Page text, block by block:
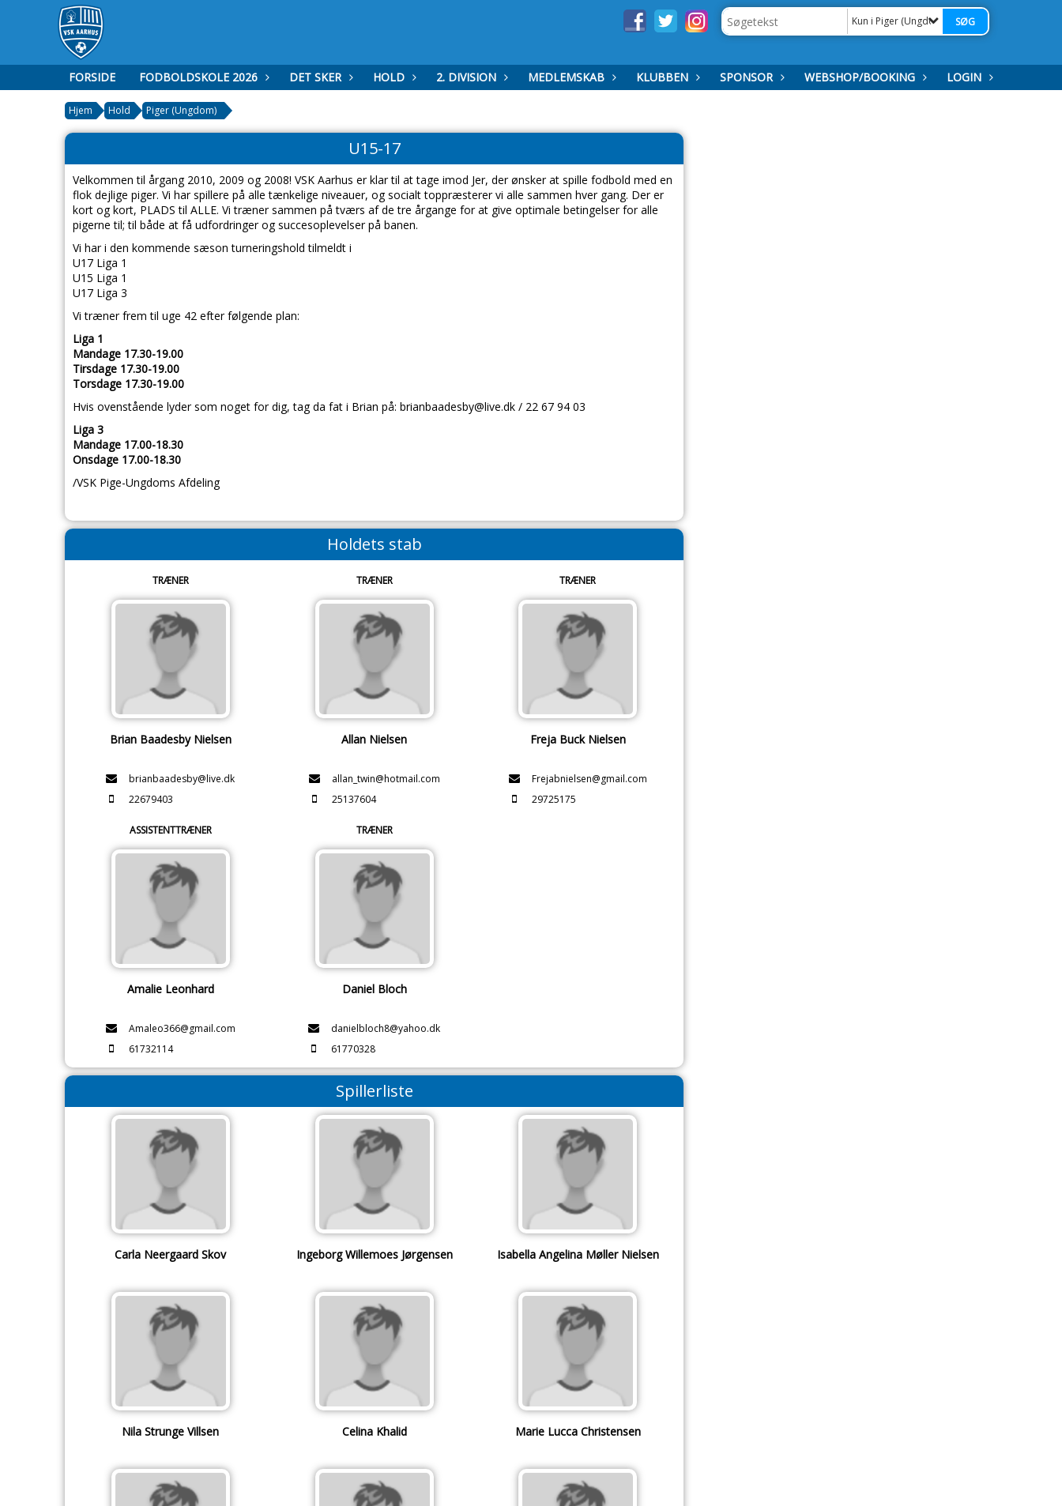
Kun i Piger (Ungdom)
FORSIDE FODBOLDSKOLE 2026 DET SKER HOLD 2. DIVISION MEDLEMSKAB KLUBBEN SPONSOR WEBSHOP/BOOKING LOGIN
Hjem Hold Piger (Ungdom)
U15-17
Velkommen til årgang 2010, 2009 og 2008! VSK Aarhus er klar til at tage imod Jer, der ønsker at spille fodbold med en
flok dejlige piger. Vi har spillere på alle tænkelige niveauer, og socialt toppræsterer vi alle sammen hver gang. Der er
kort og kort, PLADS til ALLE. Vi træner sammen på tværs af de tre årgange for at give optimale betingelser for alle
pigerne til; til både at få udfordringer og succesoplevelser på banen.
Vi har i den kommende sæson turneringshold tilmeldt i
U17 Liga 1
U15 Liga 1
U17 Liga 3
Vi træner frem til uge 42 efter følgende plan:
Liga 1
Mandage 17.30-19.00
Tirsdage 17.30-19.00
Torsdage 17.30-19.00
Hvis ovenstående lyder som noget for dig, tag da fat i Brian på: brianbaadesby@live.dk / 22 67 94 03
Liga 3
Mandage 17.00-18.30
Onsdage 17.00-18.30
/VSK Pige-Ungdoms Afdeling
Holdets stab
TRÆNER
Brian Baadesby Nielsen
brianbaadesby@live.dk
22679403
TRÆNER
Allan Nielsen
allan_twin@hotmail.com
25137604
TRÆNER
Freja Buck Nielsen
Frejabnielsen@gmail.com
29725175
ASSISTENTTRÆNER
Amalie Leonhard
Amaleo366@gmail.com
61732114
TRÆNER
Daniel Bloch
danielbloch8@yahoo.dk
61770328
Spillerliste
Carla Neergaard Skov Ingeborg Willemoes Jørgensen Isabella Angelina Møller Nielsen
Nila Strunge Villsen Celina Khalid Marie Lucca Christensen